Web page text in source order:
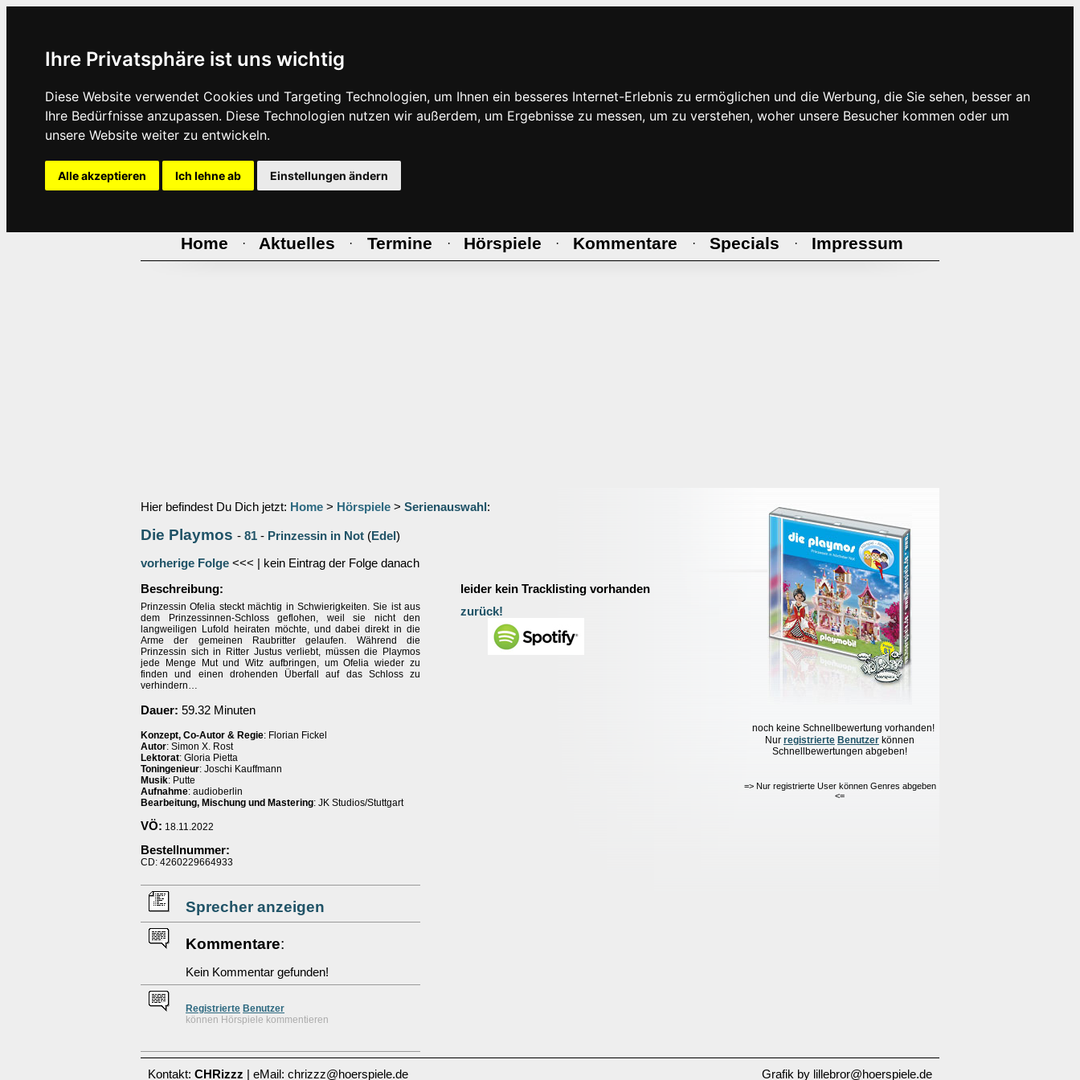
Ihre Privatsphäre ist uns wichtig
Diese Website verwendet Cookies und Targeting Technologien, um Ihnen ein besseres Internet-Erlebnis zu ermöglichen und die Werbung, die Sie sehen, besser an
Ihre Bedürfnisse anzupassen. Diese Technologien nutzen wir außerdem, um Ergebnisse zu messen, um zu verstehen, woher unsere Besucher kommen oder um
unsere Website weiter zu entwickeln.
Alle akzeptieren Ich lehne ab Einstellungen ändern
Home · Aktuelles · Termine · Hörspiele · Kommentare · Specials · Impressum
Hier befindest Du Dich jetzt: Home > Hörspiele > Serienauswahl :
Die Playmos - 81 - Prinzessin in Not (Edel )
vorherige Folge <<< | kein Eintrag der Folge danach
noch keine Schnellbewertung vorhanden!
Nur registrierte Benutzer können
Schnellbewertungen abgeben!
=> Nur registrierte User können Genres abgeben
<=
Beschreibung:
Prinzessin Ofelia steckt mächtig in Schwierigkeiten. Sie ist aus
dem Prinzessinnen-Schloss geflohen, weil sie nicht den
langweiligen Lufold heiraten möchte, und dabei direkt in die
Arme der gemeinen Raubritter gelaufen. Während die
Prinzessin sich in Ritter Justus verliebt, müssen die Playmos
jede Menge Mut und Witz aufbringen, um Ofelia wieder zu
finden und einen drohenden Überfall auf das Schloss zu
verhindern…
Dauer: 59.32 Minuten
Konzept, Co-Autor & Regie: Florian Fickel
Autor: Simon X. Rost
Lektorat: Gloria Pietta
Toningenieur: Joschi Kauffmann
Musik: Putte
Aufnahme: audioberlin
Bearbeitung, Mischung und Mastering: JK Studios/Stuttgart
VÖ: 18.11.2022
Bestellnummer:
CD: 4260229664933
Sprecher anzeigen
Kommentare:
Kein Kommentar gefunden!
Registrierte Benutzer
können Hörspiele kommentieren
leider kein Tracklisting vorhanden
zurück!
Kontakt: CHRizzz | eMail: chrizzz@hoerspiele.de Grafik by lillebror@hoerspiele.de